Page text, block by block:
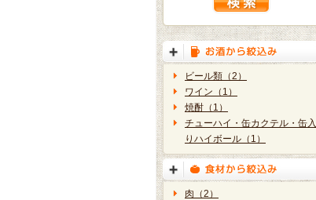
ビール類（2）
ワイン（1）
焼酎（1）
チューハイ・缶カクテル・缶入
りハイボール（1）
肉（2）